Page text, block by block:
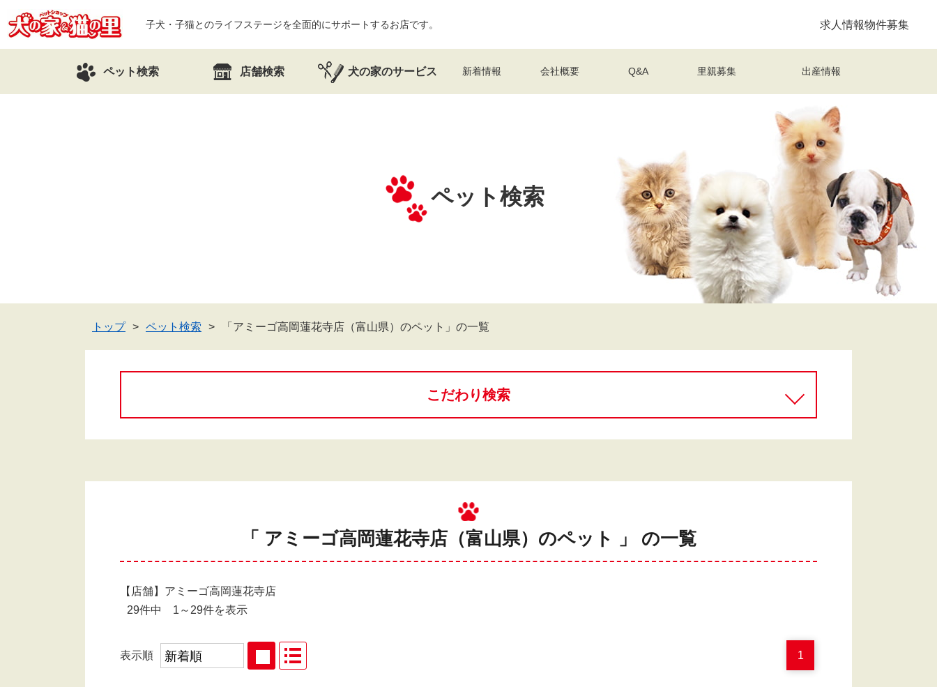
子犬・子猫とのライフステージを全面的にサポートするお店です。 求人情報物件募集
ペット検索 店舗検索 犬の家のサービス 新着情報 会社概要 Q&A 里親募集 出産情報
ペット検索
トップ ペット検索 「アミーゴ高岡蓮花寺店（富山県）のペット」の一覧
こだわり検索
「 アミーゴ高岡蓮花寺店（富山県）のペット 」 の一覧
【店舗】アミーゴ高岡蓮花寺店
29件中 1～29件を表示
表示順 1